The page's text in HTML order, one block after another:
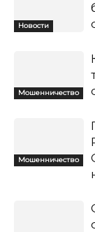
Новости
Мошенничество
Мошенничество